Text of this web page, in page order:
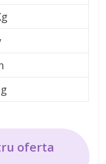
oferta